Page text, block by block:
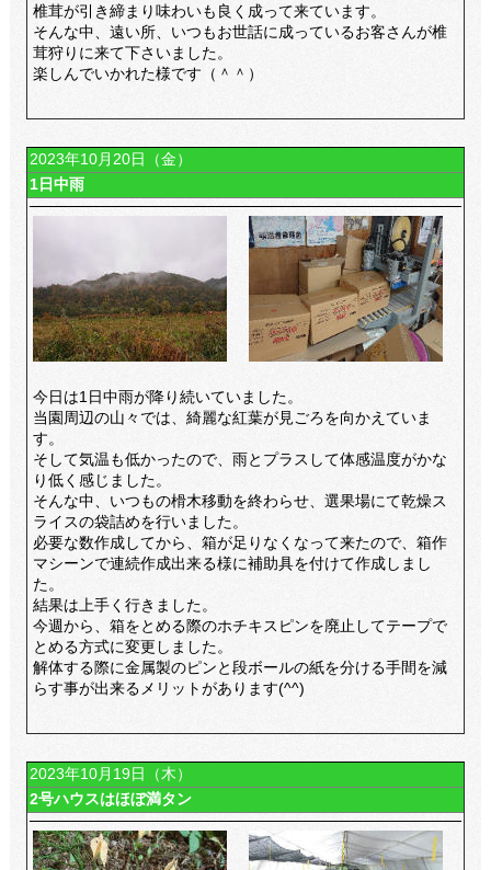
椎茸が引き締まり味わいも良く成って来ています。
そんな中、遠い所、いつもお世話に成っているお客さんが椎
茸狩りに来て下さいました。
楽しんでいかれた様です（＾＾）
2023年10月20日（金）
1日中雨
今日は1日中雨が降り続いていました。
当園周辺の山々では、綺麗な紅葉が見ごろを向かえていま
す。
そして気温も低かったので、雨とプラスして体感温度がかな
り低く感じました。
そんな中、いつもの榾木移動を終わらせ、選果場にて乾燥ス
ライスの袋詰めを行いました。
必要な数作成してから、箱が足りなくなって来たので、箱作
マシーンで連続作成出来る様に補助具を付けて作成しまし
た。
結果は上手く行きました。
今週から、箱をとめる際のホチキスピンを廃止してテープで
とめる方式に変更しました。
解体する際に金属製のピンと段ボールの紙を分ける手間を減
らす事が出来るメリットがあります(^^)
2023年10月19日（木）
2号ハウスはほぼ満タン